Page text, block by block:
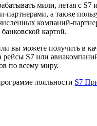
мили, летая с S7
партнерами, а также
компаний-
картой.
вы можете получить в
рейсы S7 или
по всему миру.
лояльности S7